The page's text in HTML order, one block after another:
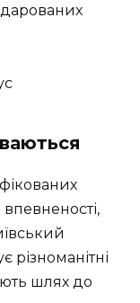
різноманітні
шлях до